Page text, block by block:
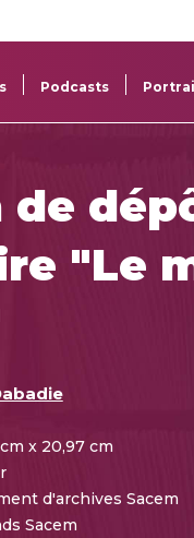
des œuvres
Podcasts
de
"Le
x 20,97 cm
d'archives Sacem
Sacem